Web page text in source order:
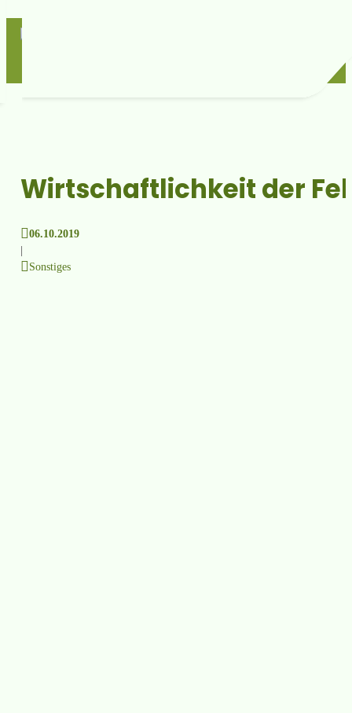
Wirtschaftlichkeit der
06.10.2019
Sonstiges